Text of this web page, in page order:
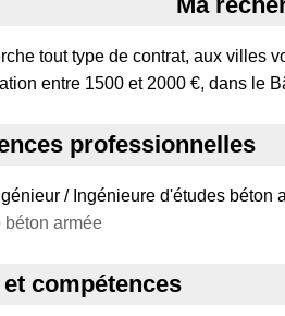
tout type de contrat, aux villes
entre 1500 et 2000 €, dans le
professionnelles
/ Ingénieure d'études béton
béton armée
compétences